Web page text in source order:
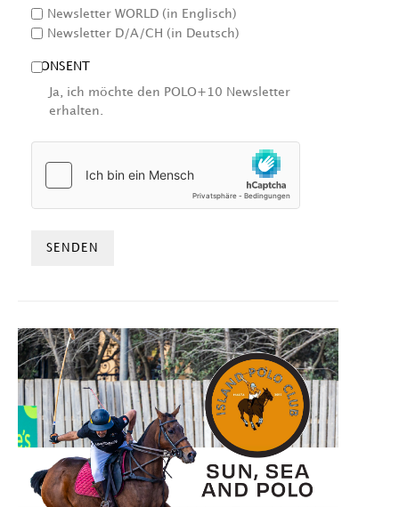
Newsletter WORLD (in Englisch)
Newsletter D/A/CH (in Deutsch)
CONSENT
Ja, ich möchte den POLO+10 Newsletter
erhalten.